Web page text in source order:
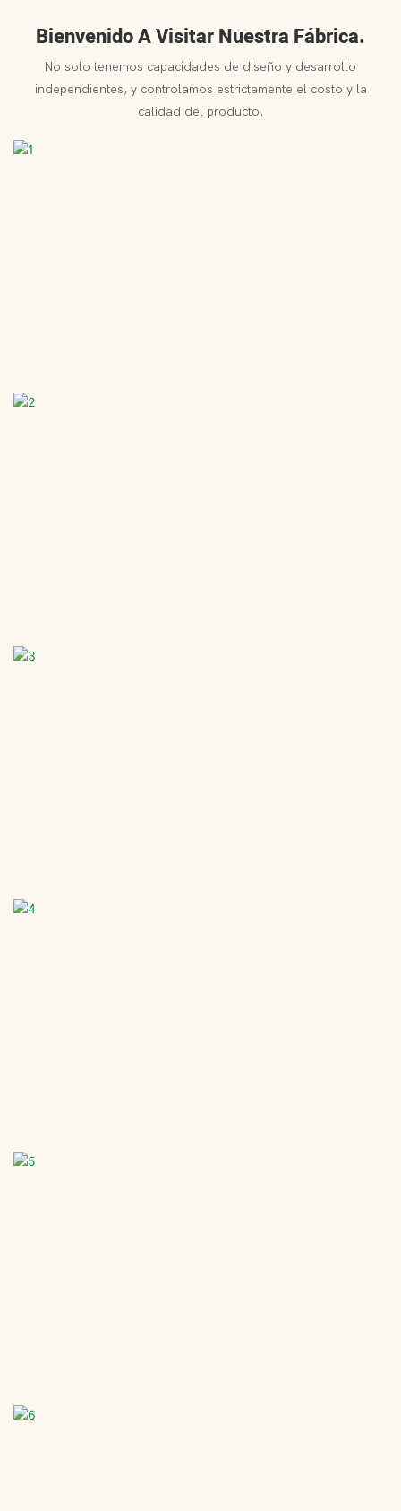
Bienvenido A Visitar Nuestra Fábrica.
No solo tenemos capacidades de diseño y desarrollo
independientes, y controlamos estrictamente el costo y la
calidad del producto.